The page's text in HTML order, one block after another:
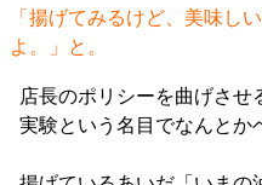
「揚げてみるけど、美味し
よ。」と。
店長のポリシーを曲げさせ
実験という名目でなんとか